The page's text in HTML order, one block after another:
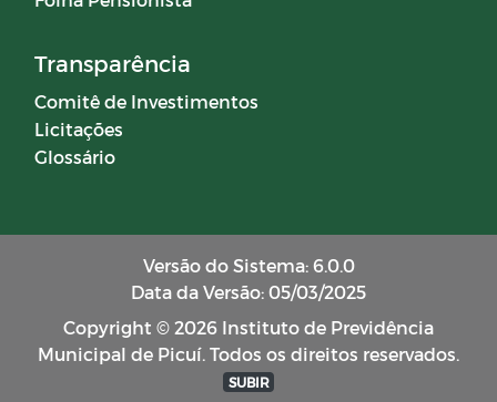
Transparência
Comitê de Investimentos
Licitações
Glossário
Versão do Sistema: 6.0.0
Data da Versão: 05/03/2025
Copyright © 2026 Instituto de Previdência
Municipal de Picuí. Todos os direitos reservados.
SUBIR